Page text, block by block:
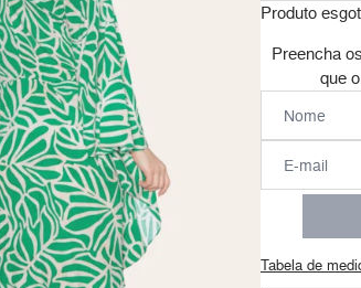
Produto
Preencha
que
Tabela de